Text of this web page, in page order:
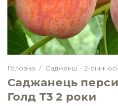
Головна / Саджанці - 2-річні
Саджанець
Голд Т3 2 роки